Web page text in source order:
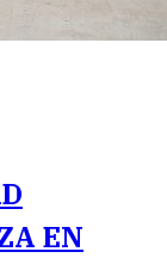
EN